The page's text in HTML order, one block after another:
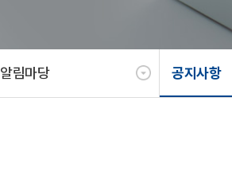
알림마당 공지사항